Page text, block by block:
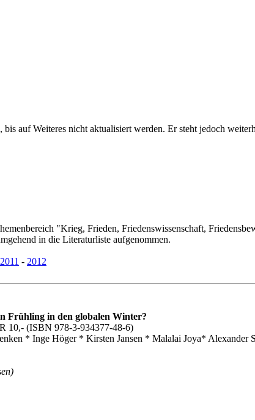
, bis auf Weiteres nicht aktualisiert werden. Er steht jedoch
"Krieg, Frieden, Friedenswissenschaft,
in die Literaturliste aufgenommen.
2011 - 2012
Frühling in den globalen Winter?
10,- (ISBN 978-3-934377-48-6)
* Inge Höger * Kirsten Jansen * Malalai Joya* Alexander